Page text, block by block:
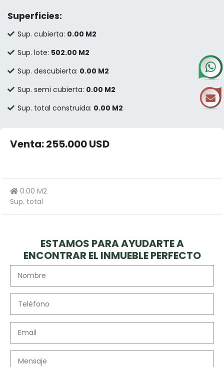
Superficies:
Sup. cubierta: 0.00 M2
Sup. lote: 502.00 M2
Sup. descubierta: 0.00 M2
Sup. semi cubierta: 0.00 M2
Sup. total construida: 0.00 M2
Venta: 255.000 USD
0.00 M2
Sup. total
ESTAMOS PARA AYUDARTE A
ENCONTRAR EL INMUEBLE PERFECTO